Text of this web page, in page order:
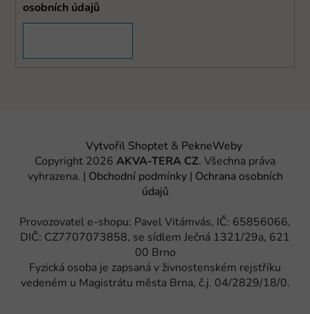
osobních údajů
Vytvořil Shoptet& PekneWeby
Copyright 2026 AKVA-TERA CZ. Všechna práva
vyhrazena. | Obchodní podmínky| Ochrana osobních
údajů
Provozovatel e-shopu: Pavel Vitámvás, IČ: 65856066,
DIČ: CZ7707073858, se sídlem Ječná 1321/29a, 621
00 Brno
Fyzická osoba je zapsaná v živnostenském rejstříku
vedeném u Magistrátu města Brna, č.j. 04/2829/18/0.